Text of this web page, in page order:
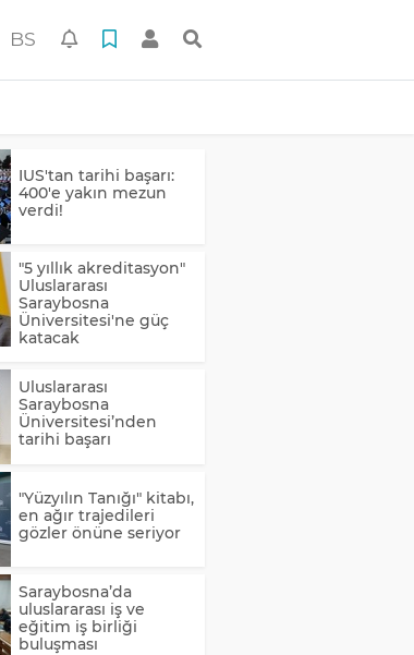
BS
IUS'tan tarihi başarı:
400'e yakın mezun
verdi!
"5 yıllık akreditasyon"
Uluslararası
Saraybosna
Üniversitesi'ne güç
katacak
Uluslararası
Saraybosna
Üniversitesi’nden
tarihi başarı
"Yüzyılın Tanığı" kitabı,
en ağır trajedileri
gözler önüne seriyor
Saraybosna’da
uluslararası iş ve
eğitim iş birliği
buluşması